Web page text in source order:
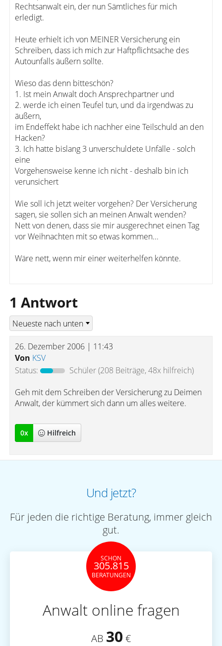
Rechtsanwalt ein, der nun Sämtliches für mich
erledigt.
Heute erhielt ich von MEINER Versicherung ein
Schreiben, dass ich mich zur Haftpflichtsache des
Autounfalls äußern sollte.
Wieso das denn bitteschön?
1. Ist mein Anwalt doch Ansprechpartner und
2. werde ich einen Teufel tun, und da irgendwas zu
äußern,
im Endeffekt habe ich nachher eine Teilschuld an den
Hacken?
3. Ich hatte bislang 3 unverschuldete Unfälle - solch
eine
Vorgehensweise kenne ich nicht - deshalb bin ich
verunsichert
Wie soll ich jetzt weiter vorgehen? Der Versicherung
sagen, sie sollen sich an meinen Anwalt wenden?
Nett von denen, dass sie mir ausgerechnet einen Tag
vor Weihnachten mit so etwas kommen...
Wäre nett, wenn mir einer weiterhelfen könnte.
1 Antwort
26. Dezember 2006 | 11:43
Von KSV
Status:
Schüler(208 Beiträge, 48x hilfreich)
Geh mit dem Schreiben der Versicherung zu Deimen
Anwalt, der kümmert sich dann um alles weitere.
0x Hilfreich
Und jetzt?
Für jeden die richtige Beratung, immer gleich
gut.
SCHON
305.815
BERATUNGEN
Anwalt online fragen
AB 30 €